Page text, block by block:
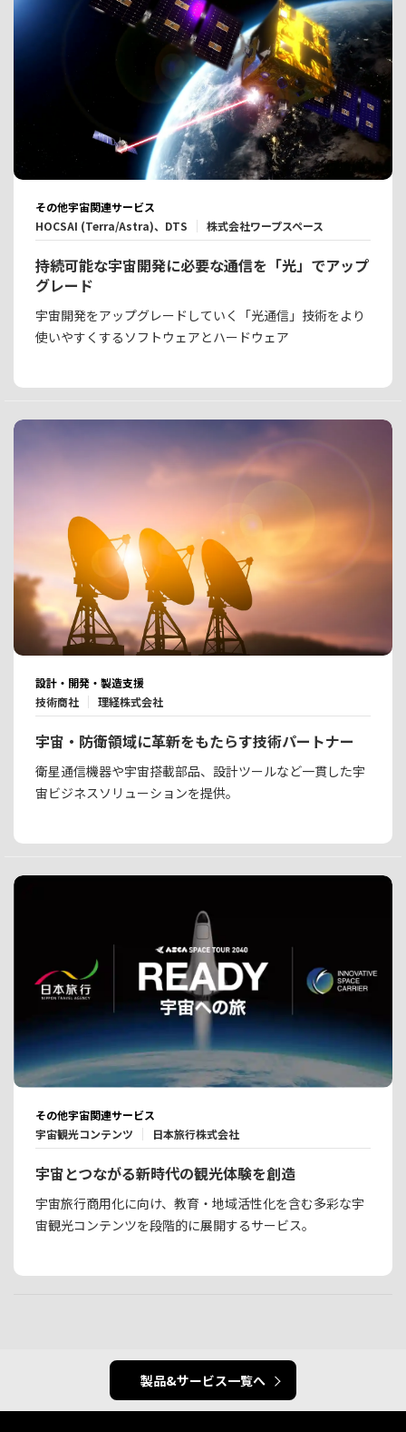
その他宇宙関連サービス
HOCSAI (Terra/Astra)、DTS
株式会社ワープスペース
持続可能な宇宙開発に必要な通信を「光」でアップ
グレード
宇宙開発をアップグレードしていく「光通信」技術をより
使いやすくするソフトウェアとハードウェア
設計・開発・製造支援
技術商社
理経株式会社
宇宙・防衛領域に革新をもたらす技術パートナー
衛星通信機器や宇宙搭載部品、設計ツールなど一貫した宇
宙ビジネスソリューションを提供。
その他宇宙関連サービス
宇宙観光コンテンツ
日本旅行株式会社
宇宙とつながる新時代の観光体験を創造
宇宙旅行商用化に向け、教育・地域活性化を含む多彩な宇
宙観光コンテンツを段階的に展開するサービス。
製品&サービス一覧へ